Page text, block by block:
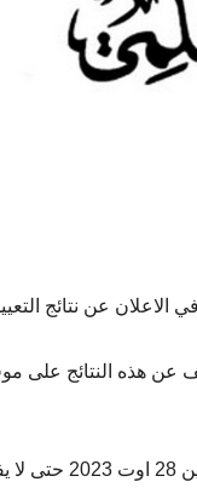
عن نتائج
هذه النتائج على
تأكيد الاختيارات المتحصل